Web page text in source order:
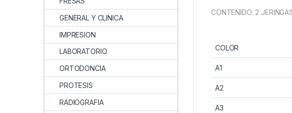
CONTENIDO: 2
COLOR
A1
A2
A3
GENERAL Y CLINICA
IMPRESION
LABORATORIO
ORTODONCIA
PROTESIS
RADIOGRAFIA